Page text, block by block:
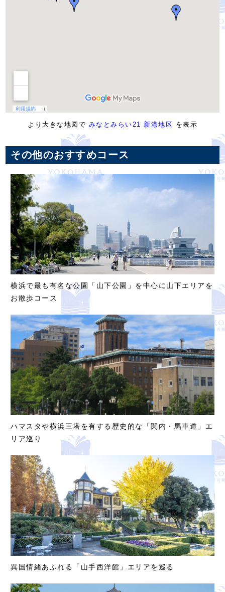
より大きな地図で みなとみらい21 新港地区 を表示
その他のおすすめコース
横浜で最も有名な公園「山下公園」を中心に山下エリアを
お散歩コース
ハマスタや横浜三塔を有する歴史的な「関内・馬車道」エ
リア巡り
異国情緒あふれる「山手西洋館」エリアを巡る